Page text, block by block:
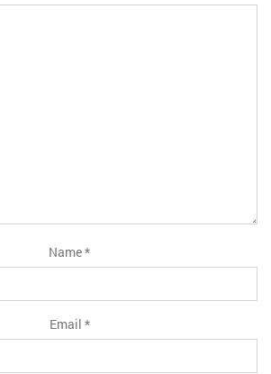
Name*
Email *